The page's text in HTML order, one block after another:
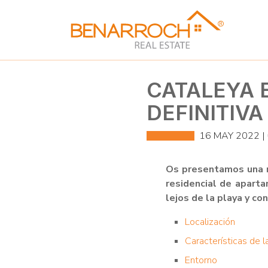
CATALEYA
DEFINITIVA
16 MAY 2022 |
Os presentamos
residencial de
lejos de la playa y
Localización
Características de
Entorno